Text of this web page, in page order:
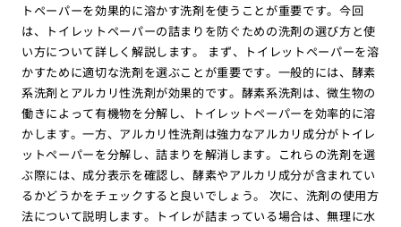
トペーパーを効果的に溶かす洗剤を使うことが重要です。今回
は、トイレットペーパーの詰まりを防ぐための洗剤の選び方と使
い方について詳しく解説します。 まず、トイレットペーパーを溶
かすために適切な洗剤を選ぶことが重要です。一般的には、酵素
系洗剤とアルカリ性洗剤が効果的です。酵素系洗剤は、微生物の
働きによって有機物を分解し、トイレットペーパーを効率的に溶
かします。一方、アルカリ性洗剤は強力なアルカリ成分がトイレ
ットペーパーを分解し、詰まりを解消します。これらの洗剤を選
ぶ際には、成分表示を確認し、酵素やアルカリ成分が含まれてい
るかどうかをチェックすると良いでしょう。 次に、洗剤の使用方
法について説明します。トイレが詰まっている場合は、無理に水